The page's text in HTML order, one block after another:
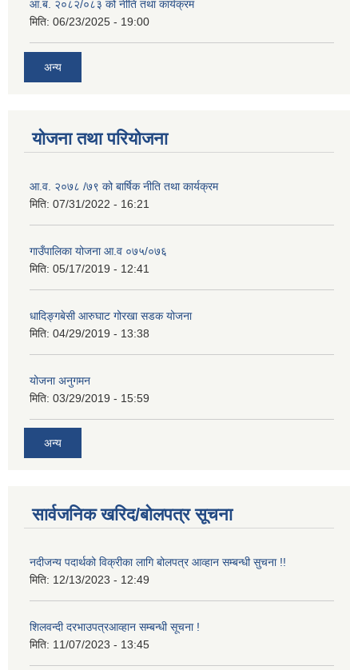
आ.ब. २०८२/०८३ को नीति तथा कार्यक्रम
मिति: 06/23/2025 - 19:00
अन्य
योजना तथा परियोजना
आ.व. २०७८ /७९ को बार्षिक नीति तथा कार्यक्रम
मिति: 07/31/2022 - 16:21
गाउँपालिका योजना आ.व ०७५/०७६
मिति: 05/17/2019 - 12:41
धादिङ्गबेसी आरुघाट गोरखा सडक योजना
मिति: 04/29/2019 - 13:38
योजना अनुगमन
मिति: 03/29/2019 - 15:59
अन्य
सार्वजनिक खरिद/बोलपत्र सूचना
नदीजन्य पदार्थको विक्रीका लागि बोलपत्र आव्हान सम्बन्धी सुचना !!
मिति: 12/13/2023 - 12:49
शिलवन्दी दरभाउपत्रआव्हान सम्बन्धी सूचना !
मिति: 11/07/2023 - 13:45